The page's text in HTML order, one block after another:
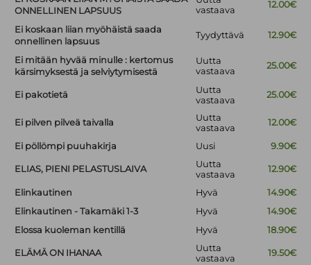
ONNELLINEN LAPSUUS
vastaava
12.00€
Ei koskaan liian myöhäistä saada
onnellinen lapsuus
Tyydyttävä 12.90€
Ei mitään hyvää minulle : kertomus
kärsimyksestä ja selviytymisestä
Uutta
vastaava
25.00€
Ei pakotietä
Uutta
vastaava
25.00€
Ei pilven pilveä taivalla
Uutta
vastaava
12.00€
Ei pöllömpi puuhakirja Uusi 9.90€
ELIAS, PIENI PELASTUSLAIVA
Uutta
vastaava
12.90€
Elinkautinen Hyvä
14.90€
Elinkautinen - Takamäki 1-3
Hyvä
14.90€
Elossa kuoleman kentillä
Hyvä 18.90€
ELÄMÄ ON IHANAA
Uutta
vastaava
19.50€